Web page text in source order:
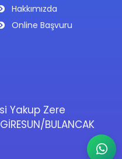
Hakkımızda
Online Başvuru
Yakup Zere
BULANCAK